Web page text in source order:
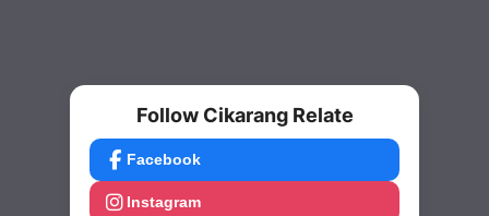
Follow Cikarang Relate
Facebook
Instagram